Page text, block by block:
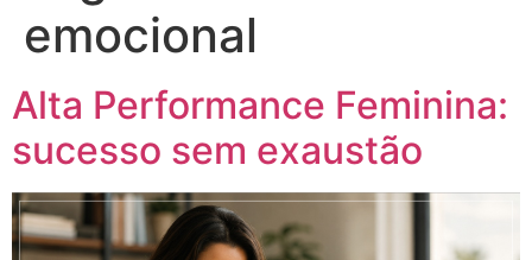
emocional
Alta Performance Feminina:
sucesso sem exaustão